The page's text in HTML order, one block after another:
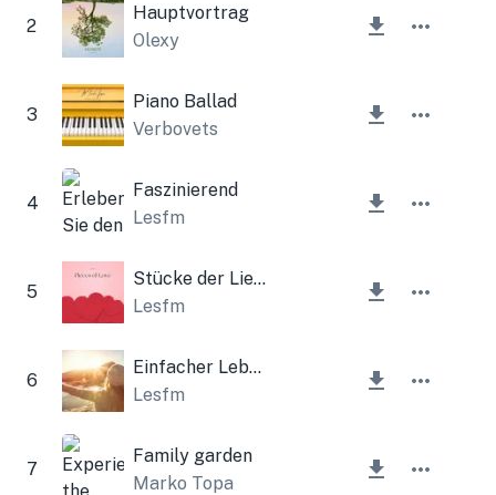
2
Hauptvortrag
Olexy
3
Piano Ballad
Verbovets
4
Faszinierend
Lesfm
5
Stücke der Liebe
Lesfm
6
Einfacher Lebensstil
Lesfm
7
Family garden
Marko Topa